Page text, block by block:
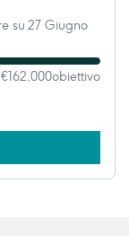
su 27 Giugno
€162,000obiettivo